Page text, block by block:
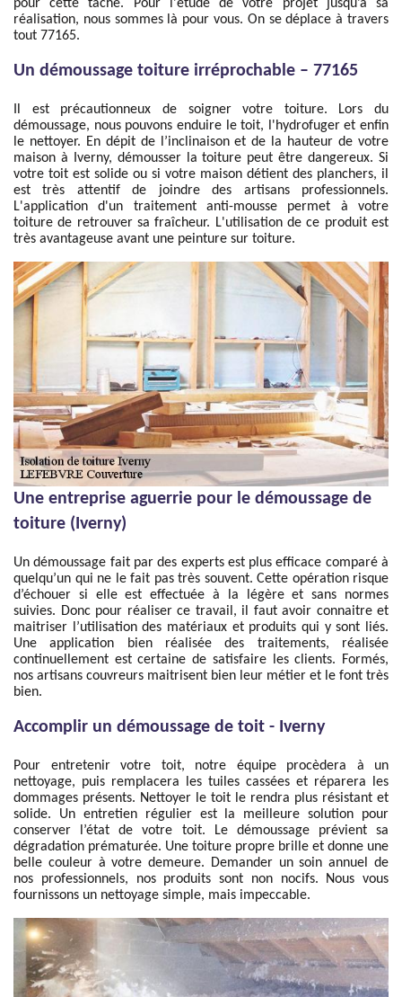
pour cette tâche. Pour l'étude de votre projet jusqu’à sa
réalisation, nous sommes là pour vous. On se déplace à travers
tout 77165.
Un démoussage toiture irréprochable – 77165
Il est précautionneux de soigner votre toiture. Lors du
démoussage, nous pouvons enduire le toit, l'hydrofuger et enfin
le nettoyer. En dépit de l’inclinaison et de la hauteur de votre
maison à Iverny, démousser la toiture peut être dangereux. Si
votre toit est solide ou si votre maison détient des planchers, il
est très attentif de joindre des artisans professionnels.
L'application d'un traitement anti-mousse permet à votre
toiture de retrouver sa fraîcheur. L'utilisation de ce produit est
très avantageuse avant une peinture sur toiture.
Une entreprise aguerrie pour le démoussage de
toiture (Iverny)
Un démoussage fait par des experts est plus efficace comparé à
quelqu’un qui ne le fait pas très souvent. Cette opération risque
d’échouer si elle est effectuée à la légère et sans normes
suivies. Donc pour réaliser ce travail, il faut avoir connaitre et
maitriser l’utilisation des matériaux et produits qui y sont liés.
Une application bien réalisée des traitements, réalisée
continuellement est certaine de satisfaire les clients. Formés,
nos artisans couvreurs maitrisent bien leur métier et le font très
bien.
Accomplir un démoussage de toit - Iverny
Pour entretenir votre toit, notre équipe procèdera à un
nettoyage, puis remplacera les tuiles cassées et réparera les
dommages présents. Nettoyer le toit le rendra plus résistant et
solide. Un entretien régulier est la meilleure solution pour
conserver l’état de votre toit. Le démoussage prévient sa
dégradation prématurée. Une toiture propre brille et donne une
belle couleur à votre demeure. Demander un soin annuel de
nos professionnels, nos produits sont non nocifs. Nous vous
fournissons un nettoyage simple, mais impeccable.